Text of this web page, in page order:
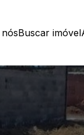
Buscar imóvel